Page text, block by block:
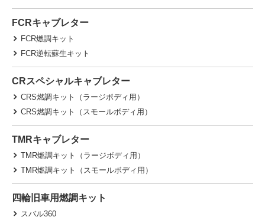
FCRキャブレター
FCR燃調キット
FCR逆転蘇生キット
CRスペシャルキャブレター
CRS燃調キット（ラージボディ用）
CRS燃調キット（スモールボディ用）
TMRキャブレター
TMR燃調キット（ラージボディ用）
TMR燃調キット（スモールボディ用）
四輪旧車用燃調キット
スバル360